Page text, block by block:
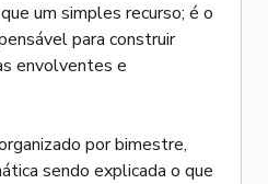
um simples recurso; é o
para construir
envolventes e
por bimestre,
sendo explicada o que